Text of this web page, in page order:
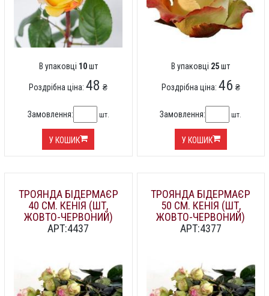
В упаковці 10шт
Роздрібна ціна:48 ₴
Замовлення: шт.
У КОШИК
В упаковці 25шт
Роздрібна ціна: 46 ₴
Замовлення: шт.
У КОШИК
ТРОЯНДА БІДЕРМАЄР
40 СМ. КЕНІЯ (ШТ,
ЖОВТО-ЧЕРВОНИЙ)
АРТ:4437
ТРОЯНДА БІДЕРМАЄР
50 СМ. КЕНІЯ (ШТ,
ЖОВТО-ЧЕРВОНИЙ)
АРТ:4377